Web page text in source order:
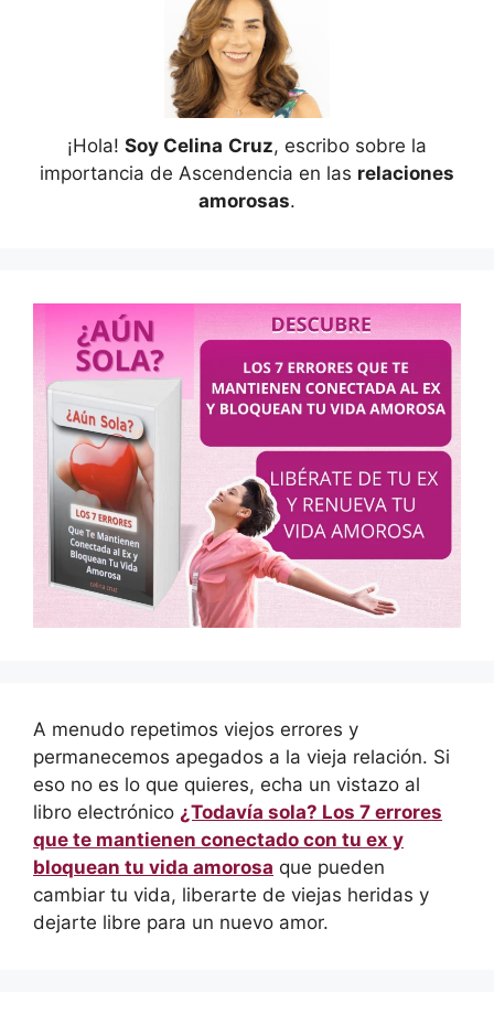
¡Hola! Soy Celina Cruz, escribo sobre la
importancia de Ascendencia en las relaciones
amorosas.
A menudo repetimos viejos errores y
permanecemos apegados a la vieja relación. Si
eso no es lo que quieres, echa un vistazo al
libro electrónico ¿Todavía sola? Los 7 errores
que te mantienen conectado con tu ex y
bloquean tu vida amorosa que pueden
cambiar tu vida, liberarte de viejas heridas y
dejarte libre para un nuevo amor.